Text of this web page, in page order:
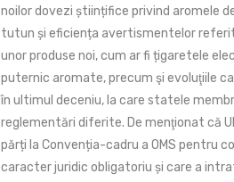
noilor dovezi științifice privind aromele
tutun și eficiența avertismentelor
unor produse noi, cum ar fi țigaretele
puternic aromate, precum şi evoluţiile
în ultimul deceniu, la care statele
reglementări diferite. De menţionat că
părți la Convenția-cadru a OMS pentru
caracter juridic obligatoriu și care a